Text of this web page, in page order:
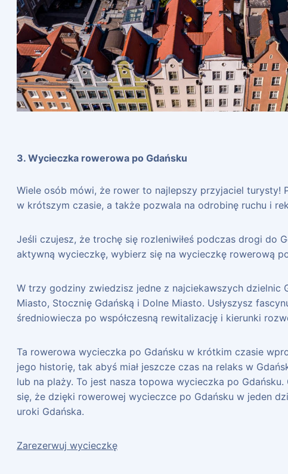
3. Wycieczka rowerowa po Gdańsku
Wiele osób mówi, że rower to najlepszy przyjaciel turysty!
w krótszym czasie, a także pozwala na odrobinę ruchu i
Jeśli czujesz, że trochę się rozleniwiłeś podczas drogi do
aktywną wycieczkę, wybierz się na wycieczkę rowerową
W trzy godziny zwiedzisz jedne z najciekawszych dzielnic
Miasto, Stocznię Gdańską i Dolne Miasto. Usłyszysz
średniowiecza po współczesną rewitalizację i kierunki
Ta rowerowa wycieczka po Gdańsku w krótkim czasie
jego historię, tak abyś miał jeszcze czas na relaks w
lub na plaży. To jest nasza topowa wycieczka po
się, że dzięki rowerowej wycieczce po Gdańsku w jeden
uroki Gdańska.
Zarezerwuj wycieczkę